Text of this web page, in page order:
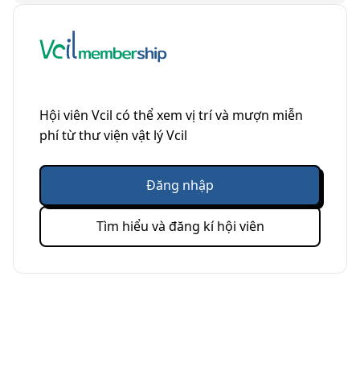
Hội viên Vcil có thể xem vị trí và mượn miễn
phí từ thư viện vật lý Vcil
Đăng nhập
Tìm hiểu và đăng kí hội viên